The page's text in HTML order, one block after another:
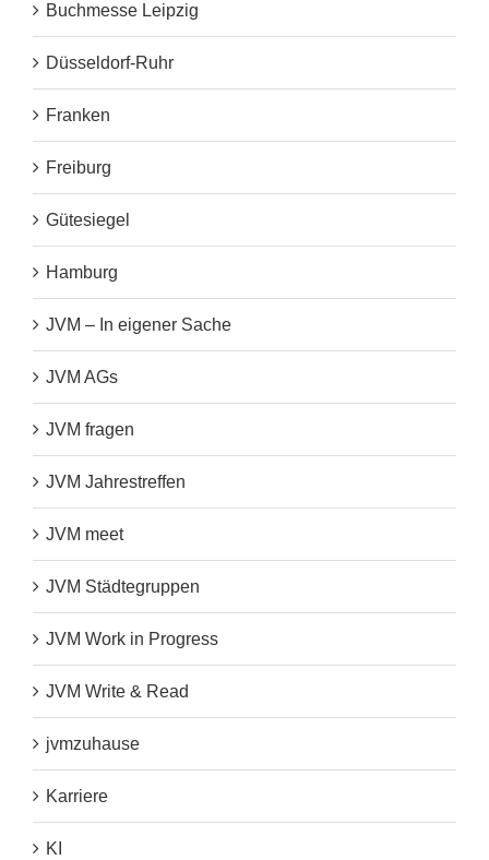
Buchmesse Leipzig
Düsseldorf-Ruhr
Franken
Freiburg
Gütesiegel
Hamburg
JVM – In eigener Sache
JVM AGs
JVM fragen
JVM Jahrestreffen
JVM meet
JVM Städtegruppen
JVM Work in Progress
JVM Write & Read
jvmzuhause
Karriere
KI